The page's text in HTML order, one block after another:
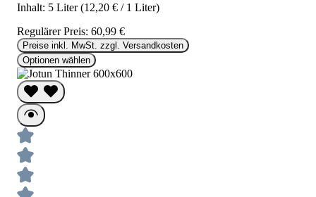
Inhalt: 5 Liter(12,20 € / 1 Liter)
Regulärer Preis: 60,99 €
Preise inkl. MwSt. zzgl. Versandkosten
Optionen wählen